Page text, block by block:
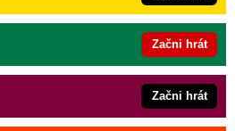
Začni hrát
Začni hrát